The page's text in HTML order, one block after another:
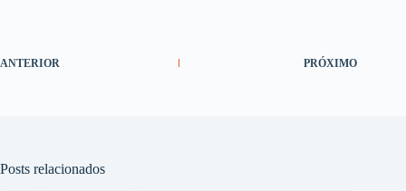
ANTERIOR PRÓXIMO
Posts relacionados